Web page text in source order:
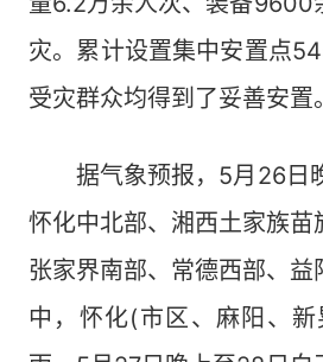
灾。累计设置集中安置点
受灾群众均得到了妥善安置。
据气象预报，5月26日晚
怀化中北部、湘西土家族苗
张家界南部、常德西部、益
中，怀化(市区、麻阳、